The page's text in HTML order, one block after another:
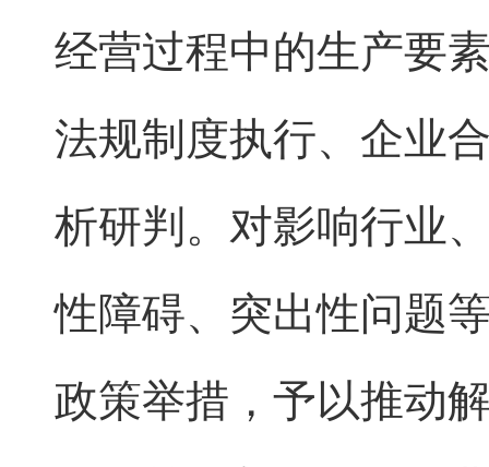
经营过程中的生产要
法规制度执行、企业
析研判。对影响行业
性障碍、突出性问题
政策举措，予以推动